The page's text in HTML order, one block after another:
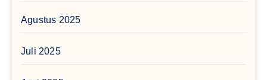
Agustus 2025
Juli 2025